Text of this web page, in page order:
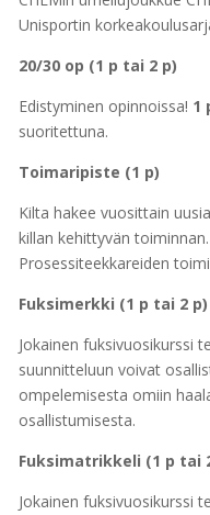
Unisportin
20/30 op (1 p tai 2 p)
Edistyminen opinnoissa! 1
suoritettuna.
Toimaripiste (1 p)
Kilta hakee vuosittain
killan kehittyvän
Prosessiteekkareiden
Fuksimerkki (1 p tai 2 p)
Jokainen fuksivuosikurssi
suunnitteluun voivat
ompelemisesta omiin
osallistumisesta.
Fuksimatrikkeli (1 p tai
Jokainen fuksivuosikurssi